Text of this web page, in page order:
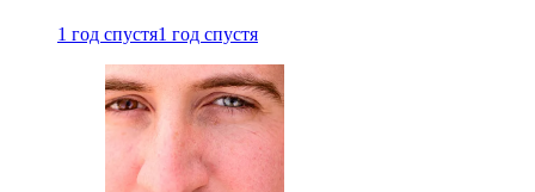
1 год спустя1 год спустя